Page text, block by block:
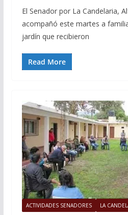
El Senador por La Candelaria,
acompañó este martes a
jardín que recibieron
Read More
ACTIVIDADES SENADORES LA